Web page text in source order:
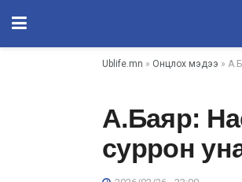
Ublife.mn » Онцлох мэдээ »
А.Баяр:
суррон